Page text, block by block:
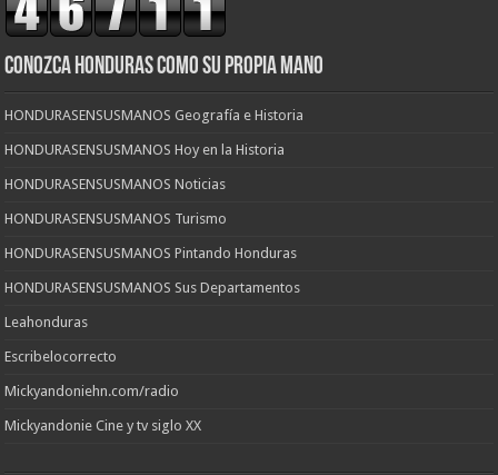
CONOZCA HONDURAS COMO SU PROPIA MANO
HONDURASENSUSMANOS Geografía e Historia
HONDURASENSUSMANOS Hoy en la Historia
HONDURASENSUSMANOS Noticias
HONDURASENSUSMANOS Turismo
HONDURASENSUSMANOS Pintando Honduras
HONDURASENSUSMANOS Sus Departamentos
Leahonduras
Escribelocorrecto
Mickyandoniehn.com/radio
Mickyandonie Cine y tv siglo XX